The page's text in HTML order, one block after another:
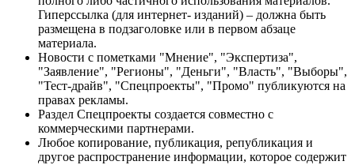
Гиперссылка (для интернет- изданий) – должна быть
размещена в подзаголовке или в первом абзаце
материала.
Новости с пометками "Мнение", "Экспертиза",
"Заявление", "Регионы", "Деньги", "Власть", "Выборы",
"Тест-драйв", "Спецпроекты", "Промо" публикуются на
правах рекламы.
Раздел Спецпроекты создается совместно с
коммерческими партнерами.
Любое копирование, публикация, републикация и
другое распространение информации, которое содержит